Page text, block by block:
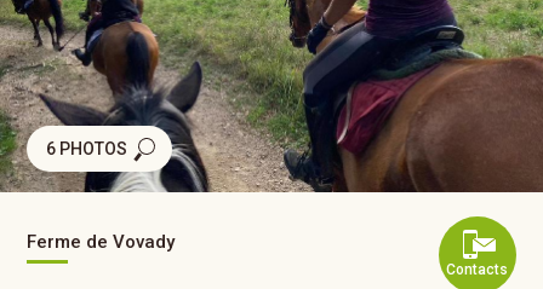
6 PHOTOS
Contacts
Ferme de Vovady